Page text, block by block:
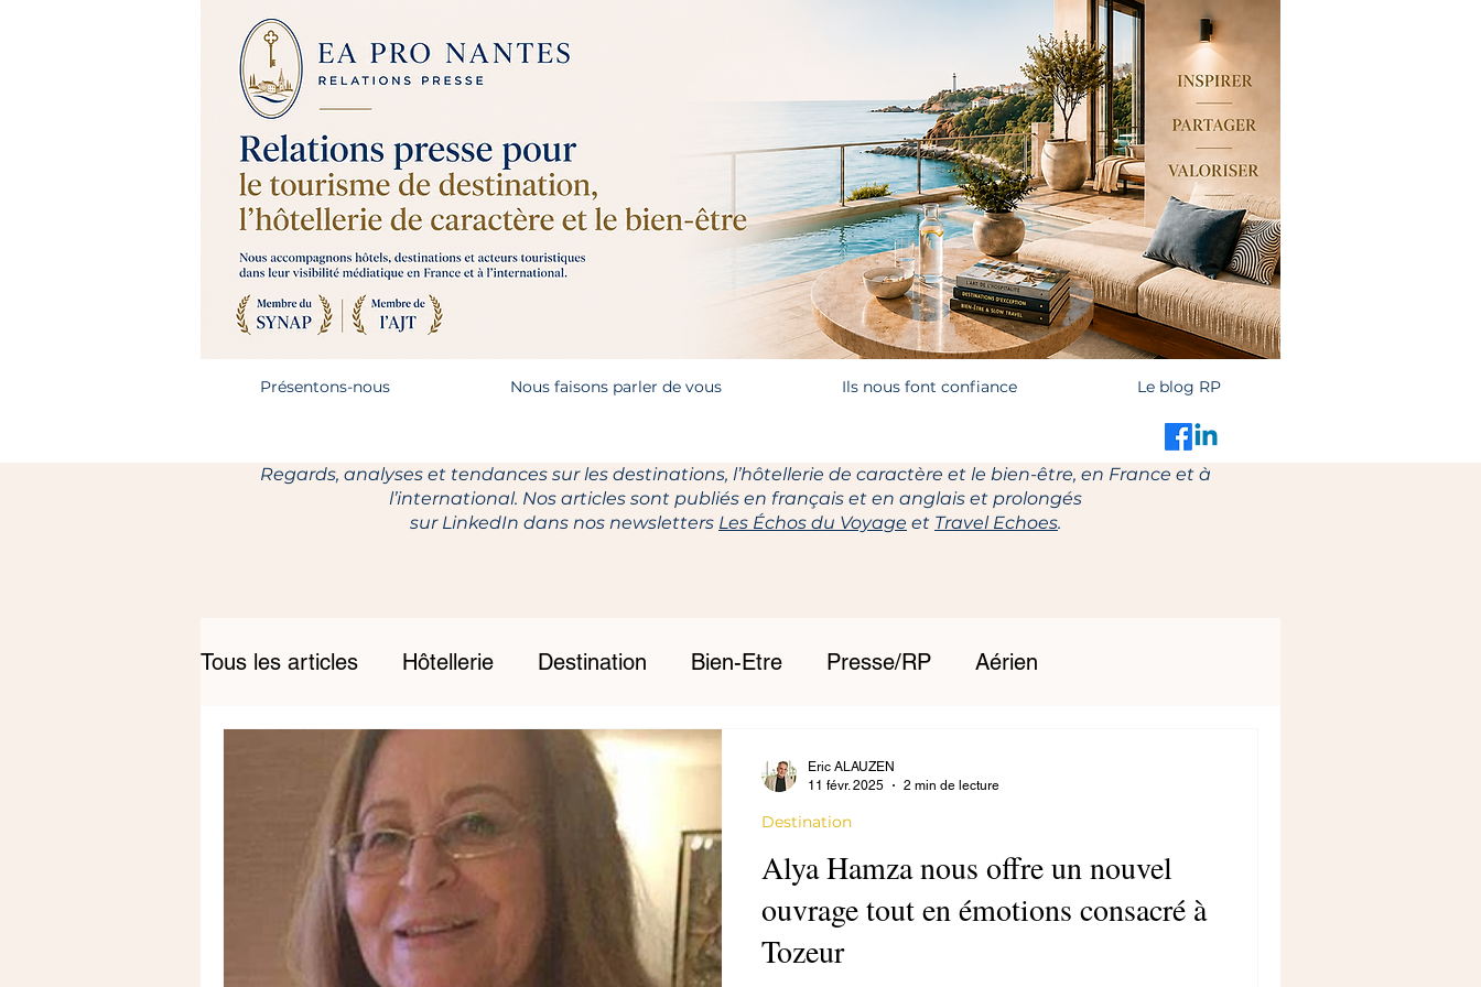
Présentons-nous Nous faisons parler de vous Ils nous font confiance Le blog RP
Regards, analyses et tendances sur les destinations, l’hôtellerie de caractère et le bien-être, en France et à
l’international. Nos articles sont publiés en français et en anglais et prolongés
sur LinkedIn dans nos newsletters Les Échos du Voyage et Travel Echoes.
Tous les articles Hôtellerie Destination Bien-Etre Presse/RP Aérien
Alya Hamza nous offre un nouvel
ouvrage tout en émotions consacré à
Tozeur
Destination
Eric ALAUZEN
11 févr. 2025
2 min de lecture